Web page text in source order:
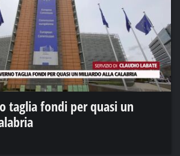
taglia fondi per quasi un